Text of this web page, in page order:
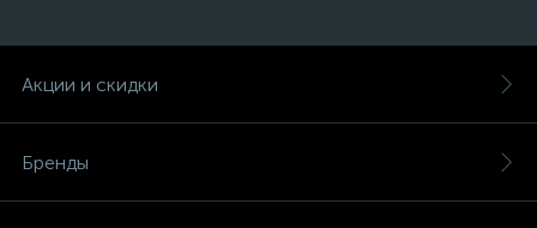
Акции и скидки
Бренды